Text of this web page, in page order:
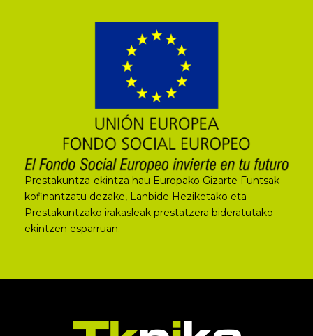
Prestakuntza-ekintza hau Europako Gizarte Funtsak
kofinantzatu dezake, Lanbide Heziketako eta
Prestakuntzako irakasleak prestatzera bideratutako
ekintzen esparruan.